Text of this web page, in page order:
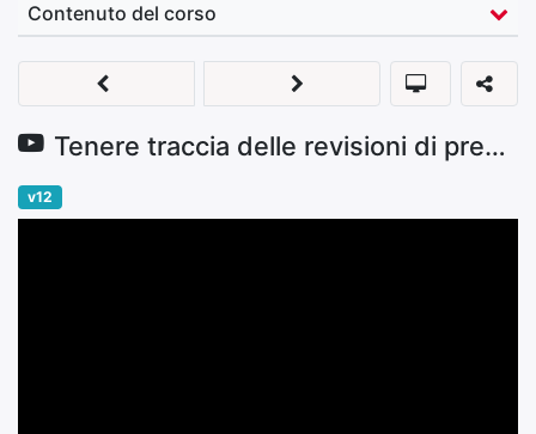
Contenuto del corso
Tenere traccia delle revisioni di preventivo
v12